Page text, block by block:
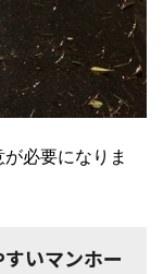
必要になりま
いマンホー